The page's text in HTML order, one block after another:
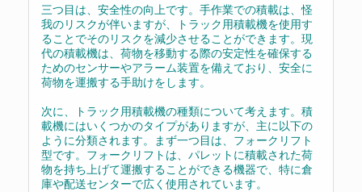
三つ目は、安全性の向上です。手作業での積載は、怪
我のリスクが伴いますが、トラック用積載機を使用す
ることでそのリスクを減少させることができます。現
代の積載機は、荷物を移動する際の安定性を確保する
ためのセンサーやアラーム装置を備えており、安全に
荷物を運搬する手助けをします。
次に、トラック用積載機の種類について考えます。積
載機にはいくつかのタイプがありますが、主に以下の
ように分類されます。まず一つ目は、フォークリフト
型です。フォークリフトは、パレットに積載された荷
物を持ち上げて運搬することができる機器で、特に倉
庫や配送センターで広く使用されています。